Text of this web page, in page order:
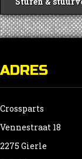
ADRES
Crossparts
Vennestraat 18
2275 Gierle